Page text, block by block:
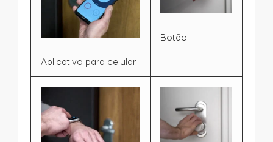
Aplicativo para celular
Botão